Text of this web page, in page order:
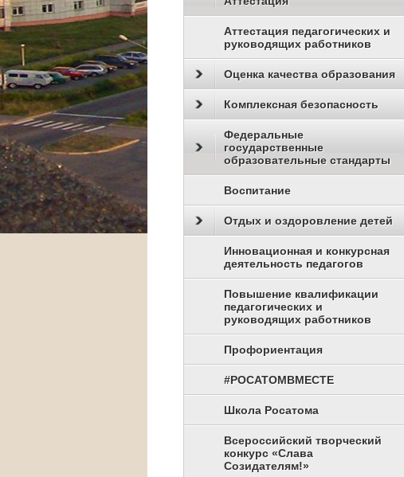
Аттестация педагогических и
руководящих работников
Оценка качества образования
Комплексная безопасность
Федеральные
государственные
образовательные стандарты
Воспитание
Отдых и оздоровление детей
Инновационная и конкурсная
деятельность педагогов
Повышение квалификации
педагогических и
руководящих работников
Профориентация
#РОСАТОМВМЕСТЕ
Школа Росатома
Всероссийский творческий
конкурс «Слава
Созидателям!»